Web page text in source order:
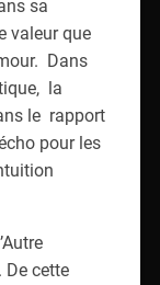
sa
valeur que
Dans
la
le rapport
pour les
De cette